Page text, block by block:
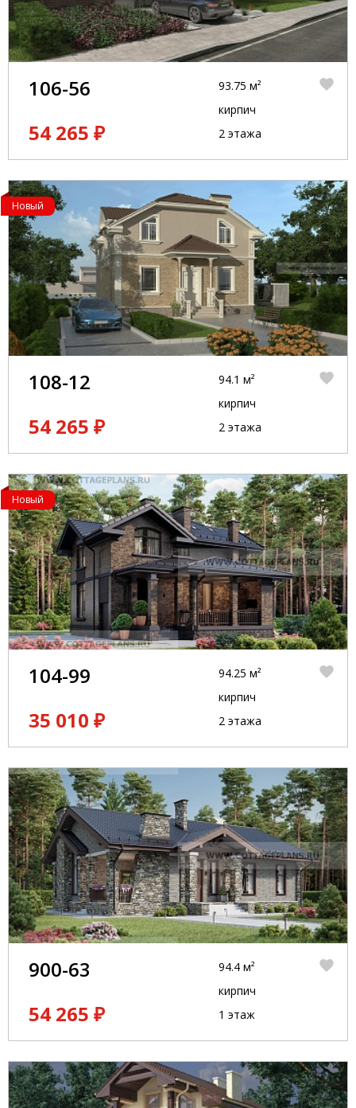
106-56
54 265 ₽
93.75 м²
кирпич
2 этажа
Новый
108-12
54 265 ₽
94.1 м²
кирпич
2 этажа
Новый
104-99
35 010 ₽
94.25 м²
кирпич
2 этажа
900-63
54 265 ₽
94.4 м²
кирпич
1 этаж